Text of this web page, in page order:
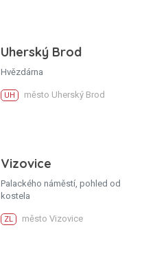
Uherský Brod
Hvězdárna
UH město Uherský Brod
Vizovice
Palackého náměstí, pohled od
kostela
ZL město Vizovice